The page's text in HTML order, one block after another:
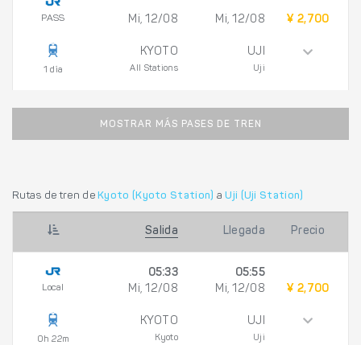
PASS
1 día
Mi, 12/08
KYOTO
All Stations
Mi, 12/08
UJI
Uji
¥ 2,700
MOSTRAR MÁS PASES DE TREN
Rutas de tren de Kyoto (Kyoto Station) aUji (Uji Station)
Salida Llegada Precio
Local
0h 22m
05:33
Mi, 12/08
KYOTO
Kyoto
05:55
Mi, 12/08
UJI
Uji
¥ 2,700